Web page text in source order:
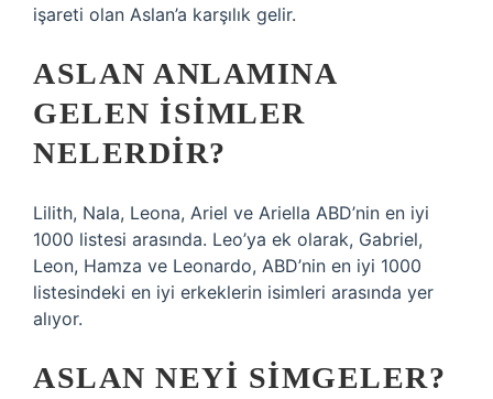
işareti olan Aslan’a karşılık gelir.
ASLAN ANLAMINA
GELEN ISIMLER
NELERDIR?
Lilith, Nala, Leona, Ariel ve Ariella ABD’nin en iyi
1000 listesi arasında. Leo’ya ek olarak, Gabriel,
Leon, Hamza ve Leonardo, ABD’nin en iyi 1000
listesindeki en iyi erkeklerin isimleri arasında yer
alıyor.
ASLAN NEYI SIMGELER?